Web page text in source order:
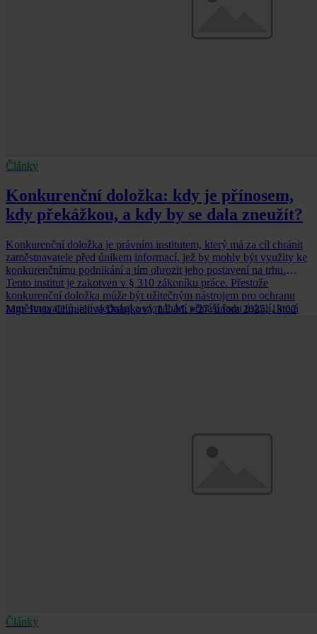
Články
Konkurenční doložka: kdy je přínosem,
kdy překážkou, a kdy by se dala zneužít?
Konkurenční doložka je právním institutem, který má za cíl chránit
zaměstnavatele před únikem informací, jež by mohly být využity ke
konkurenčnímu podnikání a tím ohrozit jeho postavení na trhu.
Tento institut je zakotven v § 310 zákoníku práce. Přestože
konkurenční doložka může být užitečným nástrojem pro ochranu
zaměstnavatelů, její sjednání a vymáhání přináší řadu úskalí, která
Mgr. Iveta Chmielová Dalajková, LL.M. • 27. února 2025, 13:02
Články